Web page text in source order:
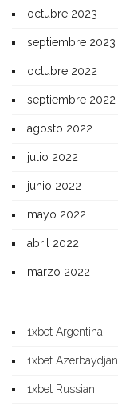
octubre 2023
septiembre 2023
octubre 2022
septiembre 2022
agosto 2022
julio 2022
junio 2022
mayo 2022
abril 2022
marzo 2022
1xbet Argentina
1xbet Azerbaydjan
1xbet Russian